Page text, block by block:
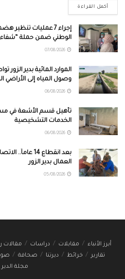
أكمل القراءة
إجراء 7 عمليات
الوطني ضمن حملة “شفاء
الموارد المائية بدير
وصول المياه إلى الأراضي
تأهيل قسم الأشعة في
الخدمات التشخيصية
بعد انقطاع 14
العمال بدير الزور
أبرز الأنباء مقابلات دراسات مقالات
تقارير
خرائط ديرتنا صحافة
مجلة الدير